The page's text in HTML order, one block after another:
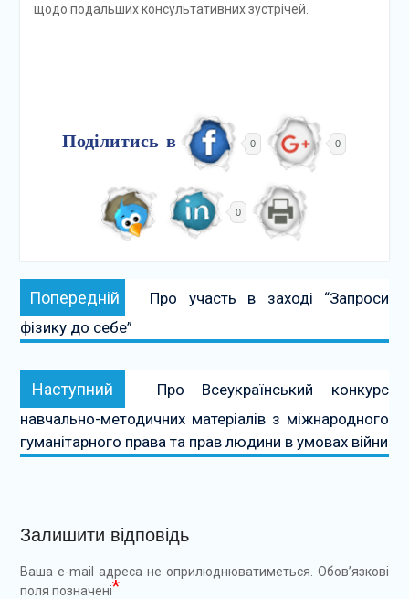
щодо подальших консультативних зустрічей.
Поділитись в 0 0
0
Навігація
записів
Попередній
Про участь в заході “Запроси
фізику до себе”
Наступний
Про Всеукраїнський конкурс
навчально-методичних матеріалів з міжнародного
гуманітарного права та прав людини в умовах війни
Залишити відповідь
Ваша e-mail адреса не оприлюднюватиметься. Обов’язкові
поля позначені*